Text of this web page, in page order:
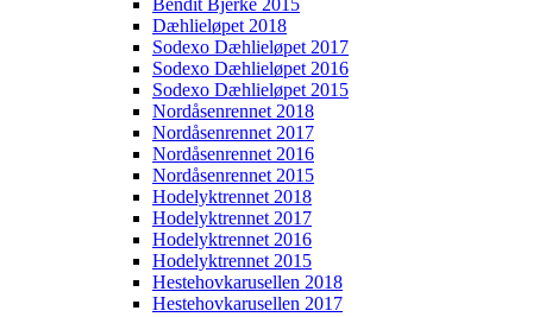
Bendit Bjerke 2015
Dæhlieløpet 2018
Sodexo Dæhlieløpet 2017
Sodexo Dæhlieløpet 2016
Sodexo Dæhlieløpet 2015
Nordåsenrennet 2018
Nordåsenrennet 2017
Nordåsenrennet 2016
Nordåsenrennet 2015
Hodelyktrennet 2018
Hodelyktrennet 2017
Hodelyktrennet 2016
Hodelyktrennet 2015
Hestehovkarusellen 2018
Hestehovkarusellen 2017